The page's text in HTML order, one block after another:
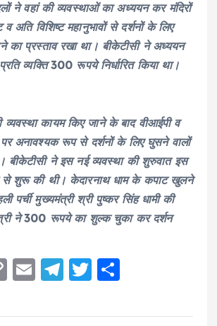
ने वहां की व्यवस्थाओं का अध्ययन कर मंदिरों
अति विशिष्ट महानुभावों से दर्शनों के लिए
का प्रस्ताव रखा था। बीकेटीसी ने अध्ययन
व्यक्ति 300 रूपये निर्धारित किया था।
व्यवस्था कायम किए जाने के बाद वीआईपी व
पर अनावश्यक रूप से दर्शनों के लिए घुसने वालों
बीकेटीसी ने इस नई व्यवस्था की शुरुवात इस
से शुरू की थी। केदारनाथ धाम के कपाट खुलने
पर्ची मुख्यमंत्री श्री पुष्कर सिंह धामी की
ने 300 रूपये का शुल्क चुका कर दर्शन
C
p
E
ai
T
e
T
it a